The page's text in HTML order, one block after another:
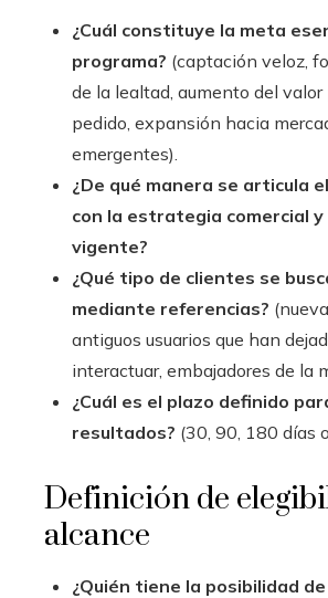
¿Cuál constituye la meta
programa? (captación veloz,
de la lealtad, aumento del
pedido, expansión hacia
emergentes).
¿De qué manera se articula
con la estrategia comercial
vigente?
¿Qué tipo de clientes se
mediante referencias?
antiguos usuarios que han
interactuar, embajadores de la
¿Cuál es el plazo definido
resultados? (30, 90, 180 días
Definición de
alcance
¿Quién tiene la posibilidad